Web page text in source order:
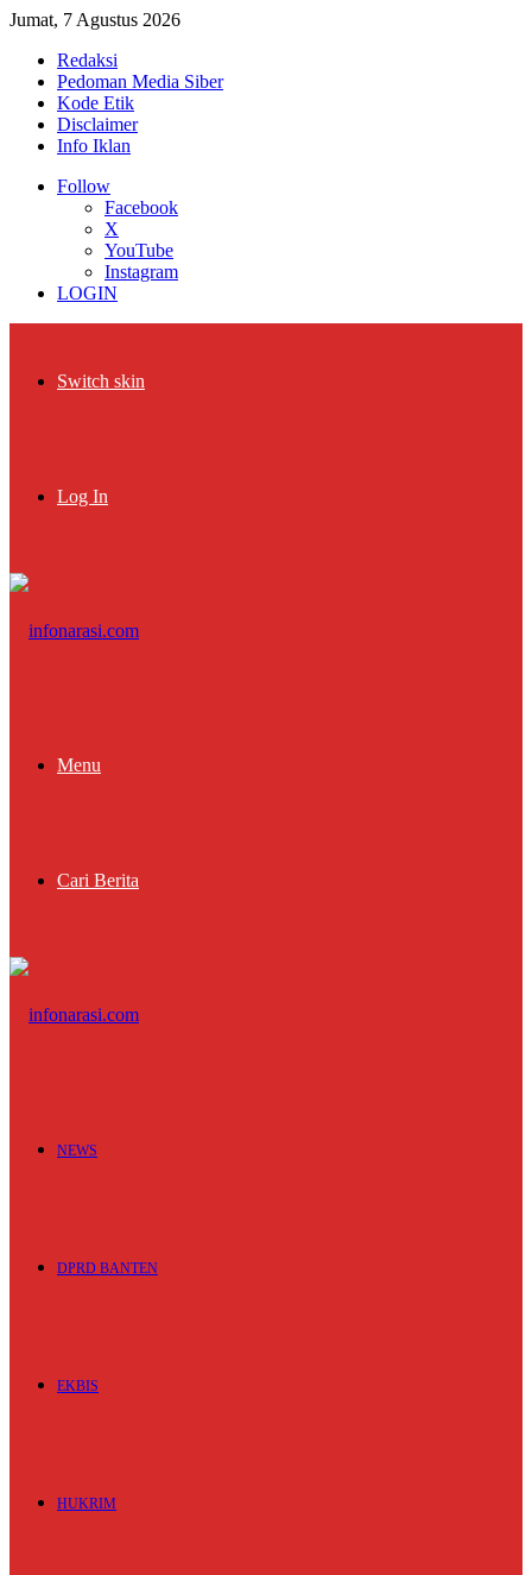
Jumat, 7 Agustus 2026
Redaksi
Pedoman Media Siber
Kode Etik
Disclaimer
Info Iklan
Follow
Facebook
X
YouTube
Instagram
LOGIN
Switch skin
Log In
Menu
Cari Berita
NEWS
DPRD BANTEN
EKBIS
HUKRIM